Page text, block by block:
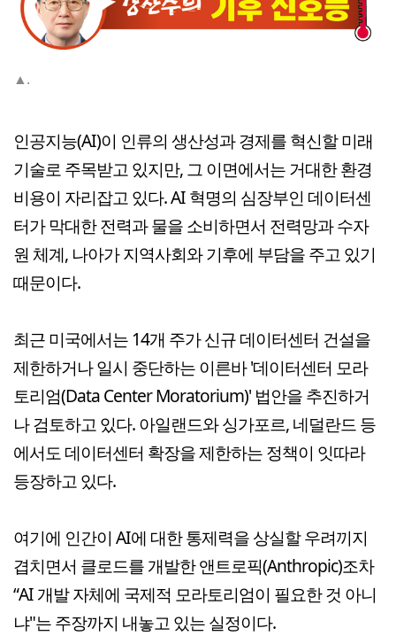
▲.
인공지능(AI)이 인류의 생산성과 경제를 혁신할 미래
기술로 주목받고 있지만, 그 이면에서는 거대한 환경
비용이 자리잡고 있다. AI 혁명의 심장부인 데이터센
터가 막대한 전력과 물을 소비하면서 전력망과 수자
원 체계, 나아가 지역사회와 기후에 부담을 주고 있기
때문이다.
최근 미국에서는 14개 주가 신규 데이터센터 건설을
제한하거나 일시 중단하는 이른바 '데이터센터 모라
토리엄(Data Center Moratorium)' 법안을 추진하거
나 검토하고 있다. 아일랜드와 싱가포르, 네덜란드 등
에서도 데이터센터 확장을 제한하는 정책이 잇따라
등장하고 있다.
여기에 인간이 AI에 대한 통제력을 상실할 우려끼지
겹치면서 클로드를 개발한 앤트로픽(Anthropic)조차
“AI 개발 자체에 국제적 모라토리엄이 필요한 것 아니
냐"는 주장까지 내놓고 있는 실정이다.